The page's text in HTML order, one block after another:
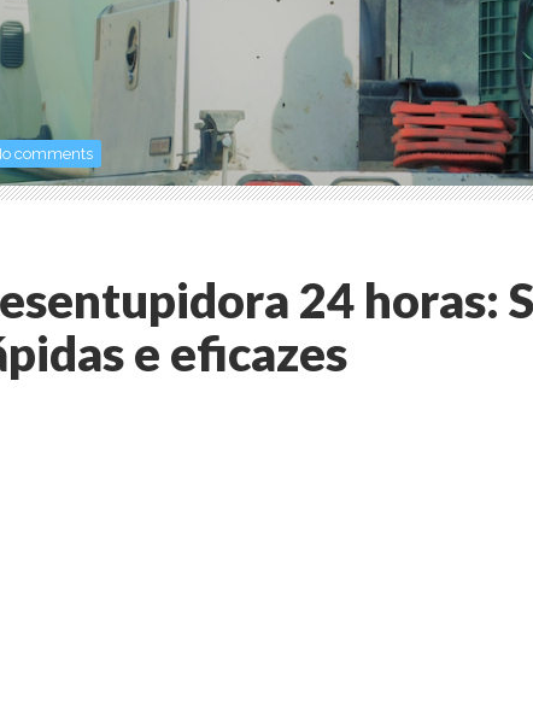
comments
24 horas:
e eficazes